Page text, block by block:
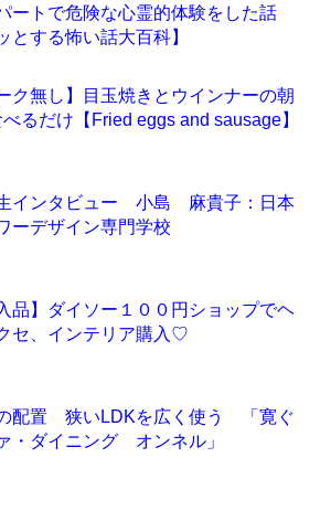
ートで危険な心霊的体験をした話
とする怖い話大百科】
ク無し】目玉焼きとウインナーの朝
るだけ【Fried eggs and sausage】
インタビュー 小島 麻貴子：日本
ーデザイン専門学校
品】ダイソー１００円ショップでヘ
セ、インテリア購入♡
配置 狭いLDKを広く使う 「寛ぐ
・ダイニング オンネル」